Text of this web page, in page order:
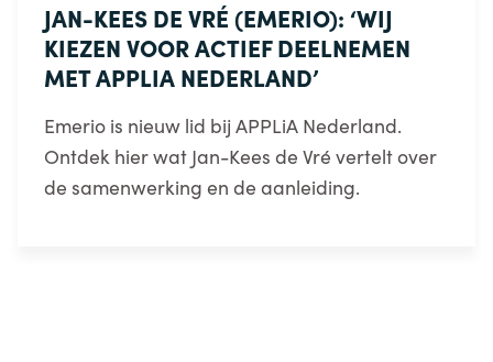
JAN-KEES DE VRÉ (EMERIO): ‘WIJ
KIEZEN VOOR ACTIEF DEELNEMEN
MET APPLIA NEDERLAND’
Emerio is nieuw lid bij APPLiA Nederland.
Ontdek hier wat Jan-Kees de Vré vertelt over
de samenwerking en de aanleiding.